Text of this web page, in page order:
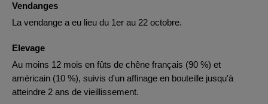
Vendanges
La vendange a eu lieu du 1er au 22 octobre.
Elevage
Au moins 12 mois en fûts de chêne français (90 %) et
américain (10 %), suivis d'un affinage en bouteille jusqu'à
atteindre 2 ans de vieillissement.